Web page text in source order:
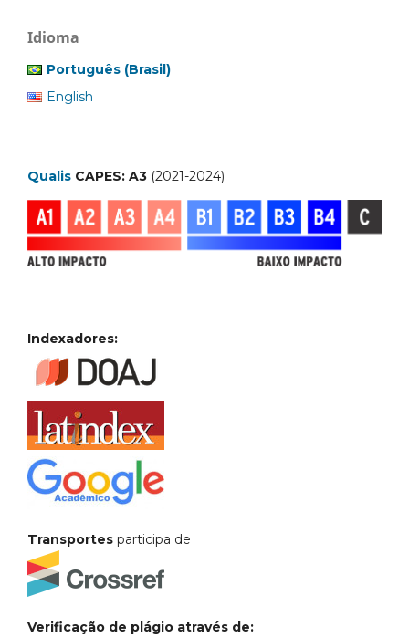
Idioma
Português (Brasil)
English
Qualis CAPES: A3 (2021-2024)
Indexadores:
Transportes participa de
Verificação de plágio através de: